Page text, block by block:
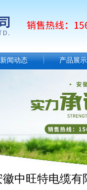
新闻动态 产品展示
徽中旺特电缆